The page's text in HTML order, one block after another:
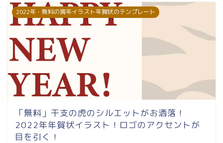
2022年・無料の寅年イラスト年賀状のテンプレート
「無料」干支の虎のシルエットがお洒落！
2022年年賀状イラスト！ロゴのアクセントが
目を引く！